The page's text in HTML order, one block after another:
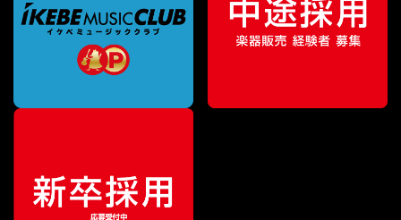
販売価格¥11,000（税込）